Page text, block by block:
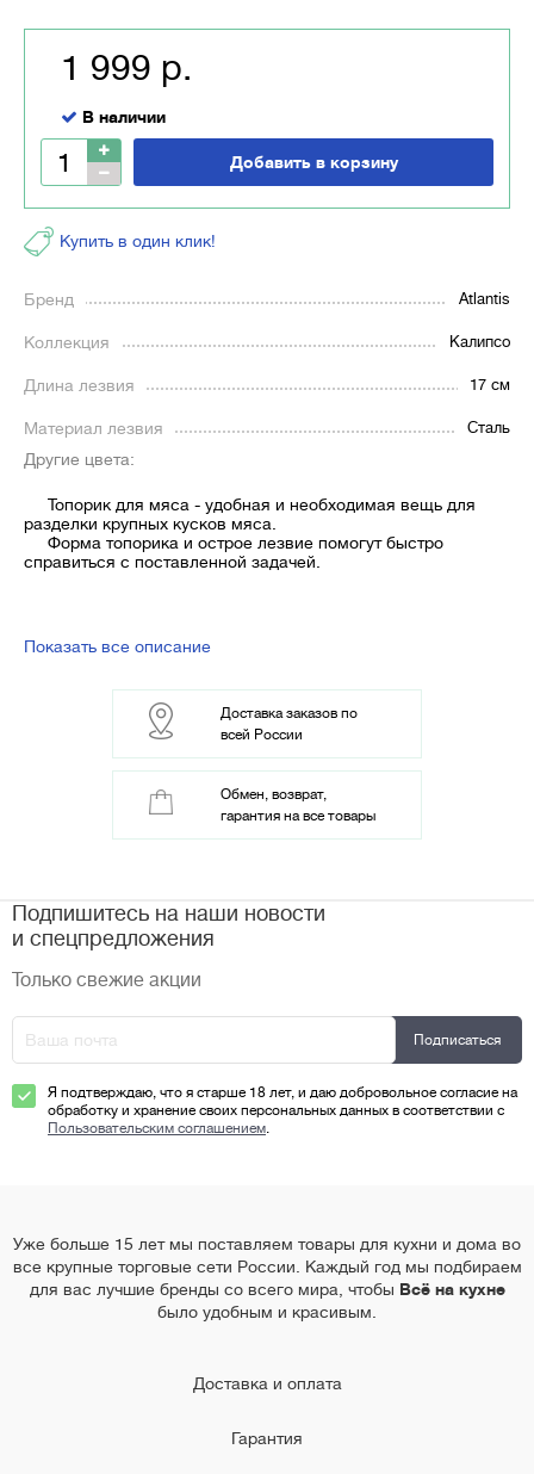
Бренд Atlantis
Коллекция Калипсо
Длина лезвия 17 см
Материал лезвия Сталь
Другие цвета:
Топорик для мяса - удобная и необходимая вещь для
разделки крупных кусков мяса.
Форма топорика и острое лезвие помогут быстро
справиться с поставленной задачей.
Показать все описание
Доставка заказов по
всей России
Обмен, возврат,
гарантия на все товары
1 999 р.
В наличии
Добавить в корзину
Купить в один клик!
Подпишитесь на наши новости
и спецпредложения
Только свежие акции
Я подтверждаю, что я старше 18 лет, и даю добровольное согласие на
обработку и хранение своих персональных данных в соответствии с
Пользовательским соглашением.
Уже больше 15 лет мы поставляем товары для кухни и дома во
все крупные торговые сети России. Каждый год мы подбираем
для вас лучшие бренды со всего мира, чтобы Всё на кухне
было удобным и красивым.
Доставка и оплата
Гарантия